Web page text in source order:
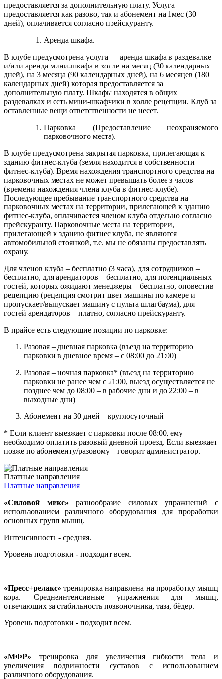
предоставляется за дополнительную плату. Услуга
предоставляется как разово, так и абонемент на 1мес (30
дней), оплачивается согласно прейскуранту.
Аренда шкафа.
В клубе предусмотрена услуга — аренда шкафа в раздевалке
и/или аренда мини-шкафа в холле на месяц (30 календарных
дней), на 3 месяца (90 календарных дней), на 6 месяцев (180
календарных дней) которая предоставляется за
дополнительную плату. Шкафы находятся в общих
раздевалках и есть мини-шкафчики в холле рецепции. Клуб за
оставленные вещи ответственности не несет.
Парковка (Предоставление неохраняемого
парковочного места).
В клубе предусмотрена закрытая парковка, прилегающая к
зданию фитнес-клуба (земля находится в собственности
фитнес-клуба). Время нахождения транспортного средства на
парковочных местах не может превышать более з часов
(времени нахождения члена клуба в фитнес-клубе).
Последующее пребывание транспортного средства на
парковочных местах на территории, прилегающей к зданию
фитнес-клуба, оплачивается членом клуба отдельно согласно
прейскуранту. Парковочные места на территории,
прилегающей к зданию фитнес клуба, не являются
автомобильной стоянкой, т.е. мы не обязаны предоставлять
охрану.
Для членов клуба – бесплатно (3 часа), для сотрудников –
бесплатно, для арендаторов – бесплатно, для потенциальных
гостей, которых ожидают менеджеры – бесплатно, оповестив
рецепцию (рецепция смотрит цвет машины по камере и
пропускает/выпускает машину с пульта шлагбаума), для
гостей арендаторов – платно, согласно прейскуранту.
В прайсе есть следующие позиции по парковке:
Разовая – дневная парковка (въезд на территорию
парковки в дневное время – с 08:00 до 21:00)
Разовая – ночная парковка* (въезд на территорию
парковки не ранее чем с 21:00, выезд осуществляется не
позднее чем до 08:00 – в рабочие дни и до 22:00 – в
выходные дни)
Абонемент на 30 дней – круглосуточный
* Если клиент выезжает с парковки после 08:00, ему
необходимо оплатить разовый дневной проезд. Если выезжает
позже по абонементу/разовому – говорит администратор.
Платные направления
Платные направления
«Силовой микс»разнообразие силовых упражнений с
использованием различного оборудования для проработки
основных групп мышц.
Интенсивность - средняя.
Уровень подготовки - подходит всем.
«Пресс+релакс»тренировка направлена на проработку мышц
кора. Среднеинтенсивные упражнения для мышц,
отвечающих за стабильность позвоночника, таза, бёдер.
Уровень подготовки - подходит всем.
«МФР» тренировка для увеличения гибкости тела и
увеличения подвижности суставов с использованием
различного оборудования.